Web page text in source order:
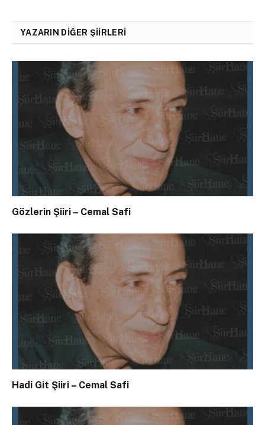
YAZARIN DIĞER ŞIIRLERI
Gözlerin Şiiri – Cemal Safi
Hadi Git Şiiri – Cemal Safi